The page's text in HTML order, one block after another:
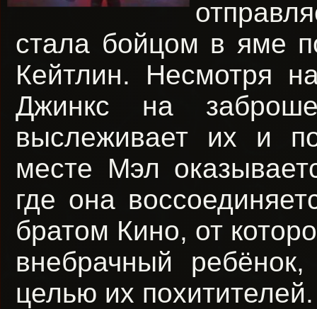
стала бойцом в яме
Кейтлин. Несмотря
Джинкс на
выслеживает их и
месте Мэл
где она
братом Кино, от
внебрачный
целью их похитителей.